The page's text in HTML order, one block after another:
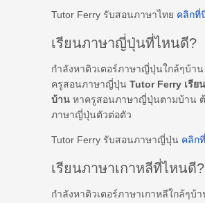
Tutor Ferry รับสอนภาษาไทย คลิกที่
เรียนภาษาญี่ปุ่นที่ไหนดี?
กำลังหาติวเตอร์ภาษาญี่ปุ่นใกล้ๆบ้าน
ครูสอนภาษาญี่ปุ่น Tutor Ferry เรี
บ้าน หาครูสอนภาษาญี่ปุ่นตามบ้าน ต้
ภาษาญี่ปุ่นตัวต่อตัว
Tutor Ferry รับสอนภาษาญี่ปุ่น คลิก
เรียนภาษาเกาหลีที่ไหนดี?
กำลังหาติวเตอร์ภาษาเกาหลีใกล้ๆบ้